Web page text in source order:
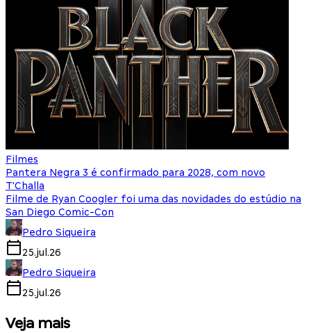
Filmes
Pantera Negra 3 é confirmado para 2028, com novo
T'Challa
Filme de Ryan Coogler foi uma das novidades do estúdio na
San Diego Comic-Con
Pedro Siqueira
25.jul.26
Pedro Siqueira
25.jul.26
Veja mais